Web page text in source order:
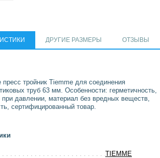
ДРУГИЕ РАЗМЕРЫ ОТЗЫВЫ
пресс тройник Tiemme для соединения
труб 63 мм. Особенности: герметичность,
при давлении, материал без вредных веществ,
сертифицированный товар.
TIEMME